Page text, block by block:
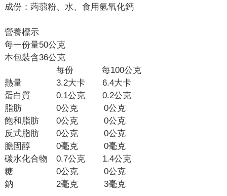
成份：蒟蒻粉、水、食用氫氧化鈣
營養標示
每一份量50公克
本包裝含36公克
每份 每100公克
熱量 3.2大卡 6.4大卡
蛋白質 0.1公克 0.2公克
脂肪 0公克 0公克
飽和脂肪 0公克 0公克
反式脂肪 0公克 0公克
膽固醇 0毫克 0毫克
碳水化合物 0.7公克 1.4公克
糖 0公克 0公克
鈉 2毫克 3毫克